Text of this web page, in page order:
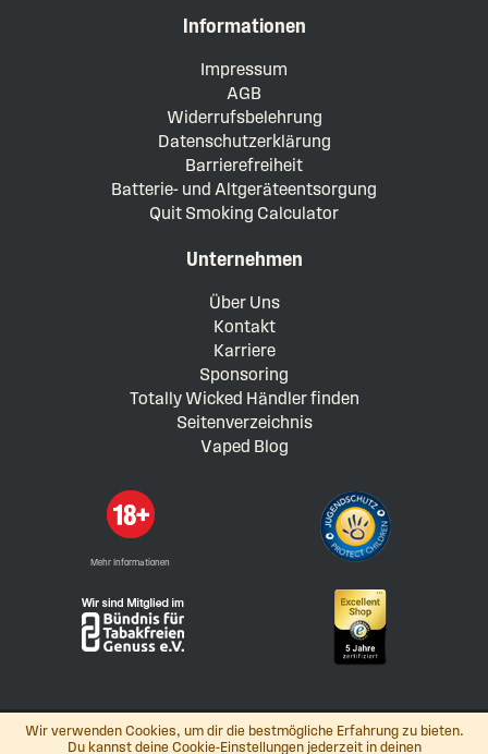
Wir verwenden Cookies, um dir die bestmögliche Erfahrung zu bieten.
Du kannst deine Cookie-Einstellungen jederzeit in deinen
Informationen
Impressum
AGB
Widerrufsbelehrung
Datenschutzerklärung
Barrierefreiheit
Batterie- und Altgeräteentsorgung
Quit Smoking Calculator
Unternehmen
Über Uns
Kontakt
Karriere
Sponsoring
Totally Wicked Händler finden
Seitenverzeichnis
Vaped Blog
Mehr Informationen